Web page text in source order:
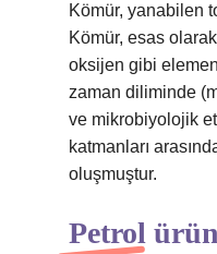
Kömür, yanabilen
Kömür, esas
oksijen gibi
zaman diliminde
ve mikrobiyolojik
katmanları
oluşmuştur.
Petrol